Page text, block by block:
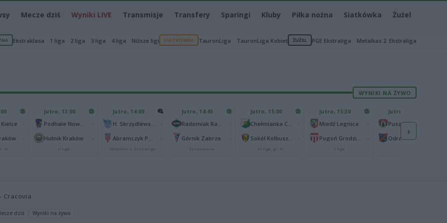
Mecze dziś Wyniki LIVE Transmisje Transfery Sparingi Kluby Piłka nożna Siatkówka Żużel
Ekstraklasa 1 liga 2 liga 3 liga 4 liga Niższe ligi SIATKÓWKA TauronLiga TauronLiga Kobiet ŻUŻEL PGE Ekstraliga Metalkas 2. Ekstraliga
WYNIKI NA ŻYWO
IV
Jutro, 13:00
Hutnik Kraków
II liga
Jutro, 14:00
Metalkas 2. Ekstraliga
Jutro, 14:45
Górnik Zabrze
Ekstraklasa
Jutro, 15:00
III liga, gr. IV
Jutro, 15:30
Miedź Legnica
I liga
Jutro, 15:30
Odra Opole
›
Cracovia
dziś Wyniki na żywo